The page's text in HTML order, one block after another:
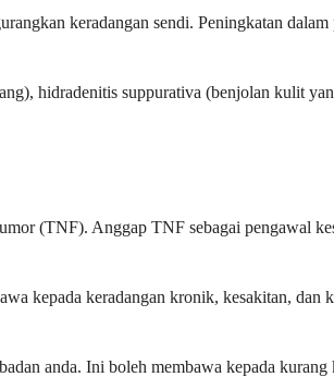
keradangan sendi. Peningkatan
hidradenitis suppurativa (benjolan kulit
(TNF). Anggap TNF sebagai pengawal
kepada keradangan kronik, kesakitan,
anda. Ini boleh membawa kepada